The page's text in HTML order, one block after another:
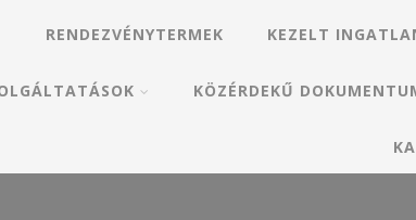
RENDEZVÉNYTERMEK KEZELT
KÖZÉRDEKŰ